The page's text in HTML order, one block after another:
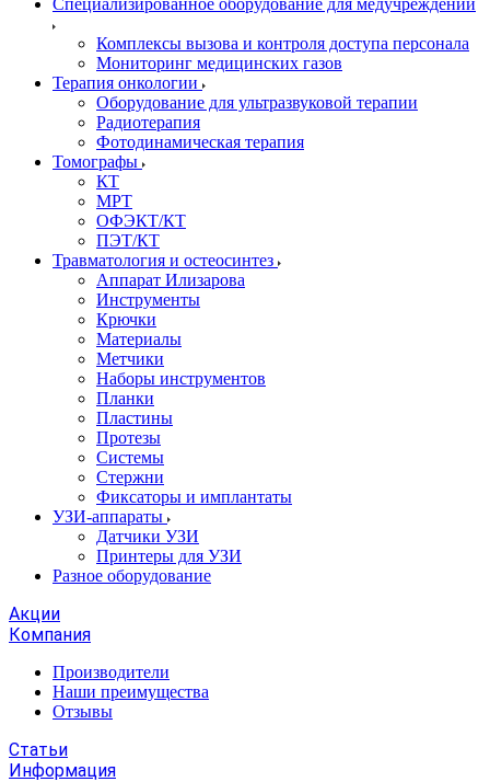
Специализированное оборудование для медучреждений
Комплексы вызова и контроля доступа персонала
Мониторинг медицинских газов
Терапия онкологии
Оборудование для ультразвуковой терапии
Радиотерапия
Фотодинамическая терапия
Томографы
КТ
МРТ
ОФЭКТ/КТ
ПЭТ/КТ
Травматология и остеосинтез
Аппарат Илизарова
Инструменты
Крючки
Материалы
Метчики
Наборы инструментов
Планки
Пластины
Протезы
Системы
Стержни
Фиксаторы и имплантаты
УЗИ-аппараты
Датчики УЗИ
Принтеры для УЗИ
Разное оборудование
Акции
Компания
Производители
Наши преимущества
Отзывы
Статьи
Информация